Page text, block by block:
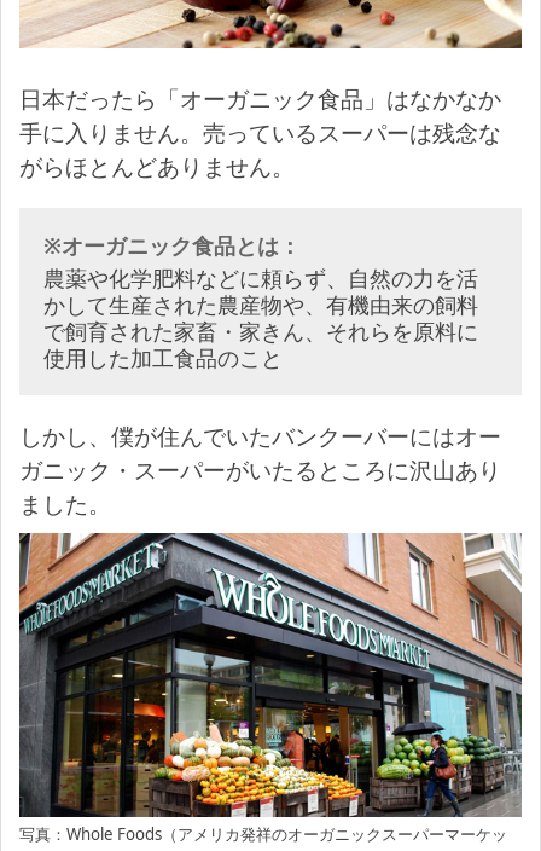
日本だったら「オーガニック食品」はなかなか
手に入りません。売っているスーパーは残念な
がらほとんどありません。
※オーガニック食品とは：
農薬や化学肥料などに頼らず、自然の力を活
かして生産された農産物や、有機由来の飼料
で飼育された家畜・家きん、それらを原料に
使用した加工食品のこと
しかし、僕が住んでいたバンクーバーにはオー
ガニック・スーパーがいたるところに沢山あり
ました。
写真：Whole Foods（アメリカ発祥のオーガニックスーパーマーケッ